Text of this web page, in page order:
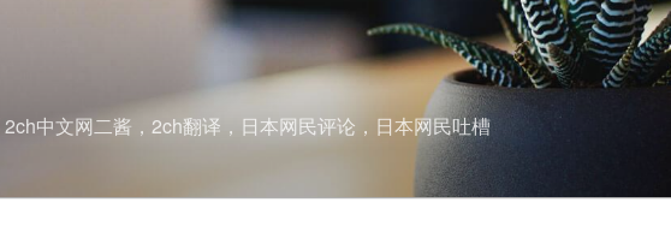
中文网二酱，2ch翻译，日本网民评论，日本网民吐槽